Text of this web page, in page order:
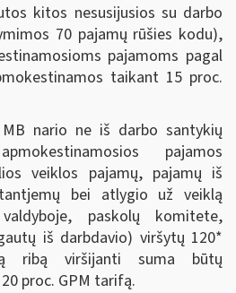
kitos nesusijusios su darbo
70 pajamų rūšies kodu),
pajamoms pagal
taikant 15 proc.
nario ne iš darbo santykių
pajamos
veiklos pajamų, pajamų iš
bei atlygio už veiklą
paskolų komitete,
iš darbdavio) viršytų 120*
ribą viršijanti suma būtų
proc. GPM tarifą.